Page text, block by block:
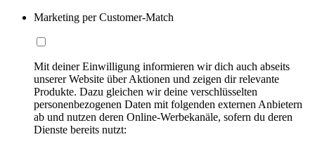
Marketing per Customer-Match
Mit deiner Einwilligung informieren wir dich auch abseits
unserer Website über Aktionen und zeigen dir relevante
Produkte. Dazu gleichen wir deine verschlüsselten
personenbezogenen Daten mit folgenden externen Anbietern
ab und nutzen deren Online-Werbekanäle, sofern du deren
Dienste bereits nutzt: